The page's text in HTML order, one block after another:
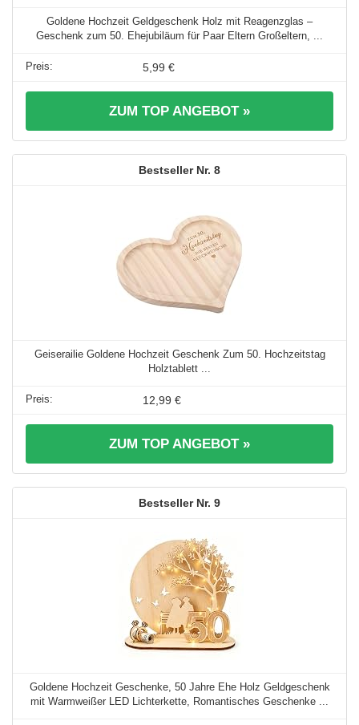
Goldene Hochzeit Geldgeschenk Holz mit Reagenzglas –
Geschenk zum 50. Ehejubiläum für Paar Eltern Großeltern, ...
5,99 €
ZUM TOP ANGEBOT »
8
Geiserailie Goldene Hochzeit Geschenk Zum 50. Hochzeitstag
Holztablett ...
12,99 €
ZUM TOP ANGEBOT »
9
Goldene Hochzeit Geschenke, 50 Jahre Ehe Holz Geldgeschenk
mit Warmweißer LED Lichterkette, Romantisches Geschenke ...